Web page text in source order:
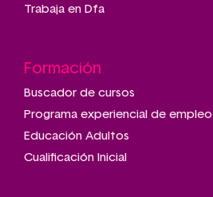
Trabaja en Dfa
Formación
Buscador de cursos
Programa experiencial de
Educación Adultos
Cualificación Inicial